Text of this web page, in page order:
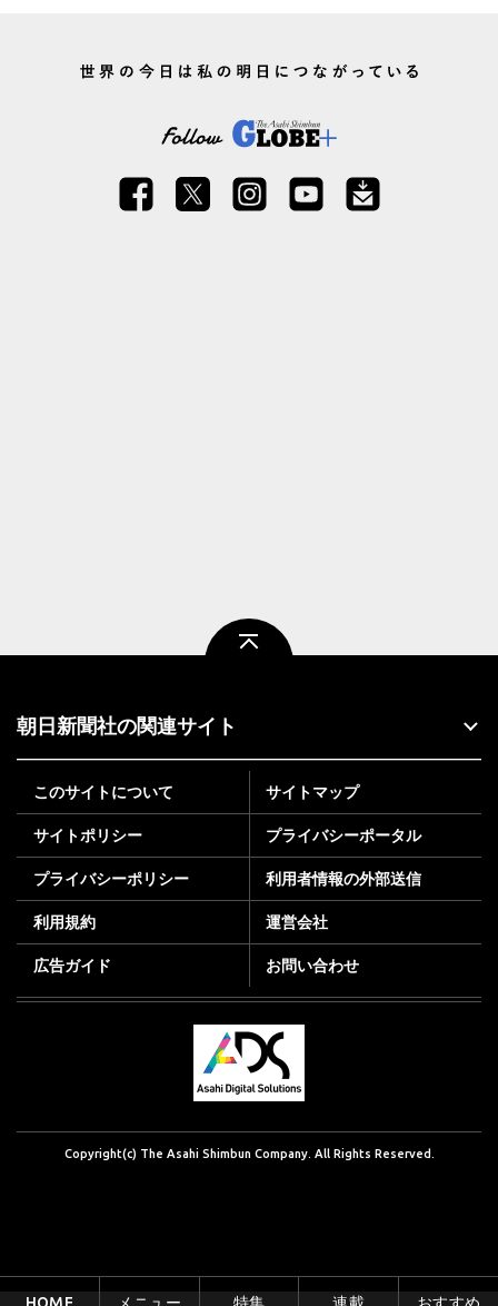
朝日新聞社の関連サイト
このサイトについて サイトマップ
サイトポリシー プライバシーポータル
プライバシーポリシー 利用者情報の外部送信
利用規約 運営会社
広告ガイド お問い合わせ
Copyright(c) The Asahi Shimbun Company. All Rights Reserved.